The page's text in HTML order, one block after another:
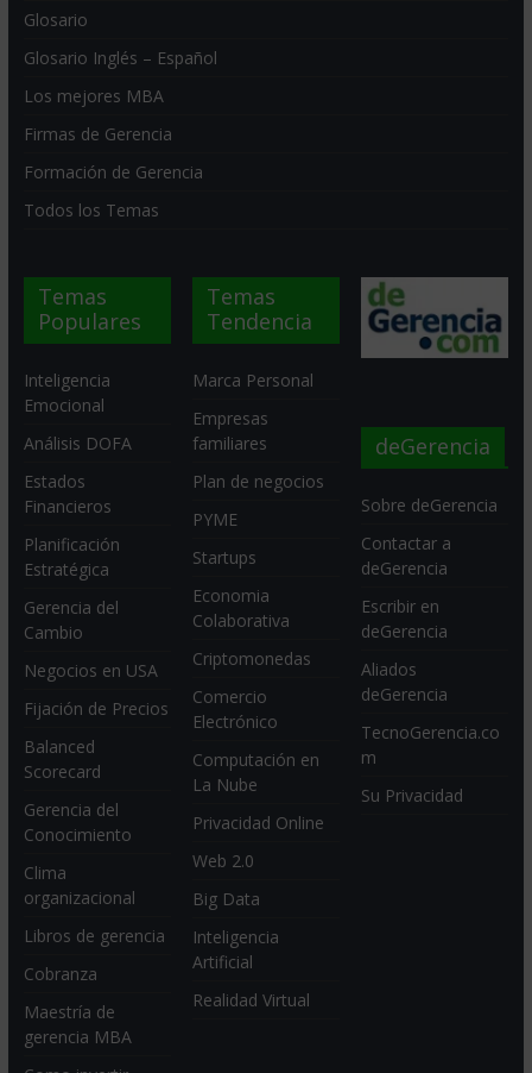
Glosario
Glosario Inglés – Español
Los mejores MBA
Firmas de Gerencia
Formación de Gerencia
Todos los Temas
Temas
Populares
Inteligencia
Emocional
Análisis DOFA
Estados
Financieros
Planificación
Estratégica
Gerencia del
Cambio
Negocios en USA
Fijación de Precios
Balanced
Scorecard
Gerencia del
Conocimiento
Clima
organizacional
Libros de gerencia
Cobranza
Maestría de
gerencia MBA
Temas
Tendencia
Marca Personal
Empresas
familiares
Plan de negocios
PYME
Startups
Economia
Colaborativa
Criptomonedas
Comercio
Electrónico
Computación en
La Nube
Privacidad Online
Web 2.0
Big Data
Inteligencia
Artificial
Realidad Virtual
deGerencia
Sobre deGerencia
Contactar a
deGerencia
Escribir en
deGerencia
Aliados
deGerencia
TecnoGerencia.co
m
Su Privacidad